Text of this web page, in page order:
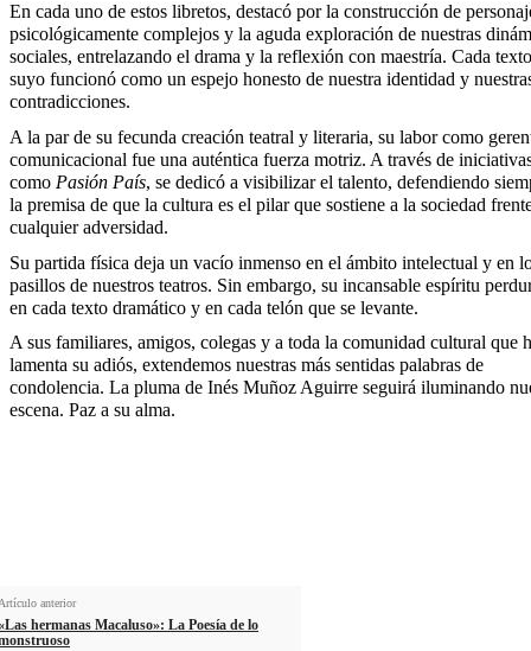
En cada uno de estos libretos, destacó por la construcción de
psicológicamente complejos y la aguda exploración de nuestras
sociales, entrelazando el drama y la reflexión con maestría. Cada texto
suyo funcionó como un espejo honesto de nuestra identidad y
contradicciones.
​A la par de su fecunda creación teatral y literaria, su labor como
comunicacional fue una auténtica fuerza motriz. A través de
como Pasión País, se dedicó a visibilizar el talento, defendiendo
la premisa de que la cultura es el pilar que sostiene a la sociedad
cualquier adversidad.
​Su partida física deja un vacío inmenso en el ámbito intelectual y en
pasillos de nuestros teatros. Sin embargo, su incansable espíritu
en cada texto dramático y en cada telón que se levante.
A sus familiares, amigos, colegas y a toda la comunidad cultural que
lamenta su adiós, extendemos nuestras más sentidas palabras de
condolencia. La pluma de Inés Muñoz Aguirre seguirá iluminando
escena. Paz a su alma.
anterior
hermanas Macaluso»: La Poesía de lo